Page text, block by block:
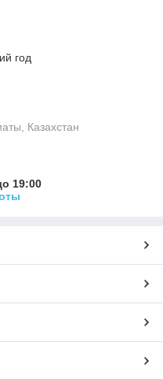
год
Казахстан
19:00